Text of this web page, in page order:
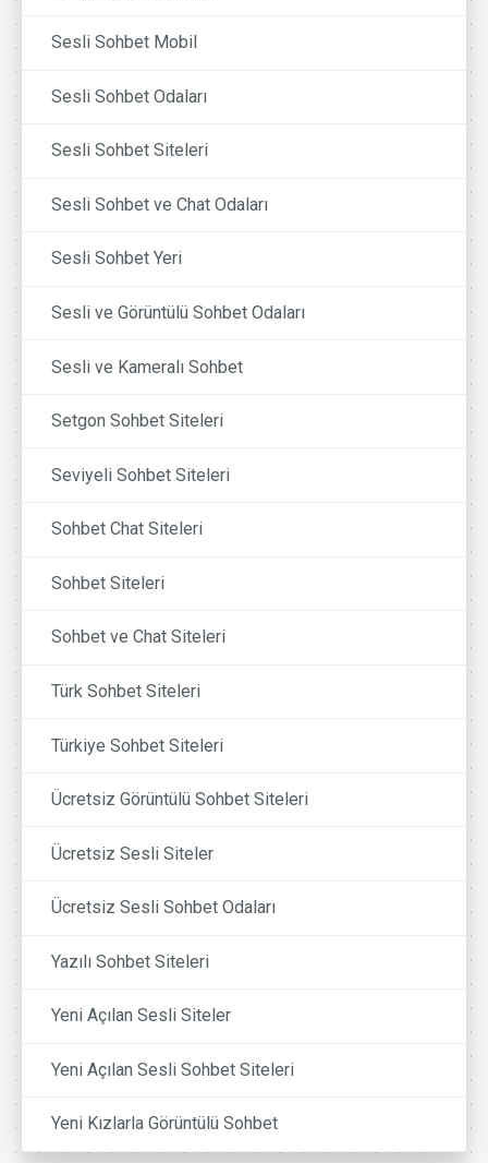
Sesli Sohbet Mobil
Sesli Sohbet Odaları
Sesli Sohbet Siteleri
Sesli Sohbet ve Chat Odaları
Sesli Sohbet Yeri
Sesli ve Görüntülü Sohbet Odaları
Sesli ve Kameralı Sohbet
Setgon Sohbet Siteleri
Seviyeli Sohbet Siteleri
Sohbet Chat Siteleri
Sohbet Siteleri
Sohbet ve Chat Siteleri
Türk Sohbet Siteleri
Türkiye Sohbet Siteleri
Ücretsiz Görüntülü Sohbet Siteleri
Ücretsiz Sesli Siteler
Ücretsiz Sesli Sohbet Odaları
Yazılı Sohbet Siteleri
Yeni Açılan Sesli Siteler
Yeni Açılan Sesli Sohbet Siteleri
Yeni Kızlarla Görüntülü Sohbet